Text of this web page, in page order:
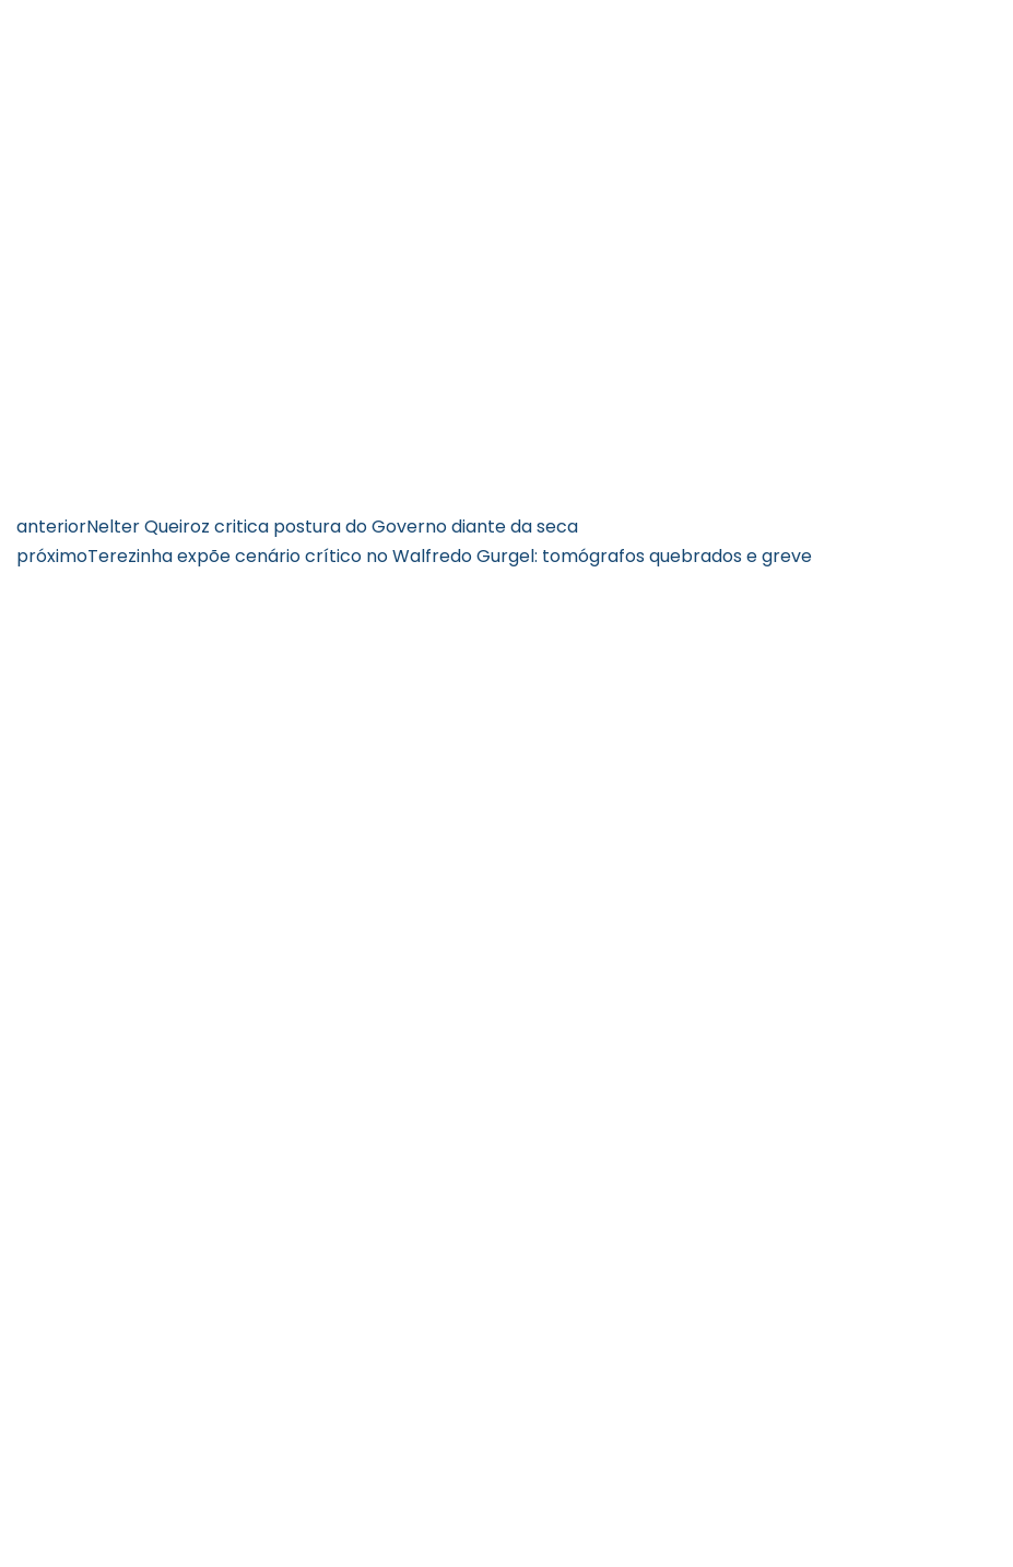
anteriorNelter Queiroz critica postura do Governo diante da seca
próximoTerezinha expõe cenário crítico no Walfredo Gurgel: tomógrafos quebrados e greve